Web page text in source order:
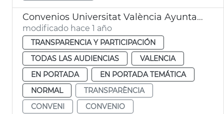
Convenios Universitat València Ayuntamiento Buen Gobierno
modificado hace 1 año
TRANSPARENCIA Y PARTICIPACIÓN
TODAS LAS AUDIENCIAS
VALENCIA
EN PORTADA
EN PORTADA TEMÁTICA
NORMAL
TRANSPARÈNCIA
CONVENI
CONVENIO